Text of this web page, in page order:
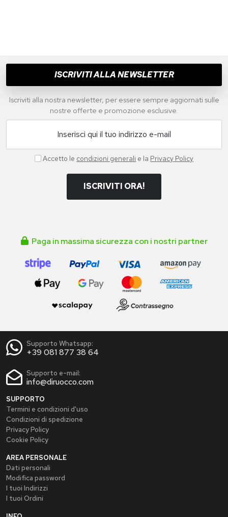
ISCRIVITI ALLA NEWSLETTER
Iscriviti alla nostra newsletter, per essere sempre aggiornati sulle
nostre offerte e promozione esclusive.
Inserisci qui il tuo indirizzo e-mail
Accetto le condizioni generali e la Privacy Policy
ISCRIVITI ORA!
Paga in massima sicurezza con i nostri partner
Supporto Whatsapp:
+39 081 877 38 64
Supporto e-mail:
info@diruocco.com
SUPPORTO
Termini e condizioni d'uso
Condizioni di spedizione
Privacy Policy
Cookie Policy
AREA PERSONALE
Dati personali
Modifica password
I tuoi Indirizzi
I tuoi Ordini